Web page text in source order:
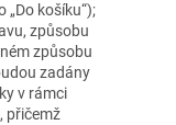
„Do košíku“);
způsobu
způsobu
zadány
v rámci
přičemž